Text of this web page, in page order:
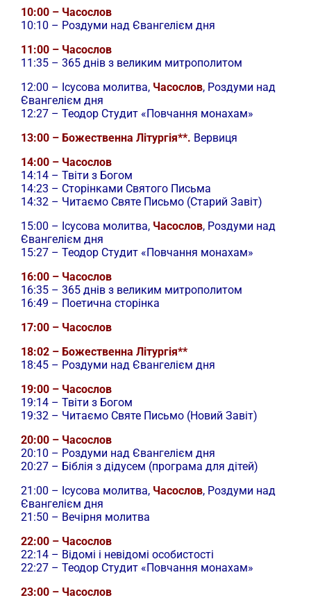
10:00 – Часослов
10:10 – Роздуми над Євангелієм дня
11:00 – Часослов
11:35 – 365 днів з великим митрополитом
12:00 – Ісусова молитва, Часослов, Роздуми над
Євангелієм дня
12:27 – Теодор Студит «Повчання монахам»
13:00 – Божественна Літургія**. Вервиця
14:00 – Часослов
14:14 – Твіти з Богом
14:23 – Сторінками Святого Письма
14:32 – Читаємо Святе Письмо (Старий Завіт)
15:00 – Ісусова молитва, Часослов, Роздуми над
Євангелієм дня
15:27 – Теодор Студит «Повчання монахам»
16:00 – Часослов
16:35 – 365 днів з великим митрополитом
16:49 – Поетична сторінка
17:00 – Часослов
18:02 – Божественна Літургія**
18:45 – Роздуми над Євангелієм дня
19:00 – Часослов
19:14 – Твіти з Богом
19:32 – Читаємо Святе Письмо (Новий Завіт)
20:00 – Часослов
20:10 – Роздуми над Євангелієм дня
20:27 – Біблія з дідусем (програма для дітей)
21:00 – Ісусова молитва, Часослов, Роздуми над
Євангелієм дня
21:50 – Вечірня молитва
22:00 – Часослов
22:14 – Відомі і невідомі особистості
22:27 – Теодор Студит «Повчання монахам»
23:00 – Часослов